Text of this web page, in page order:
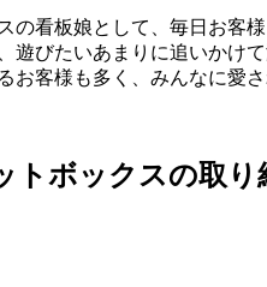
の看板娘として、毎日お客
遊びたいあまりに追いかけ
お客様も多く、みんなに愛さ
トボックスの取り